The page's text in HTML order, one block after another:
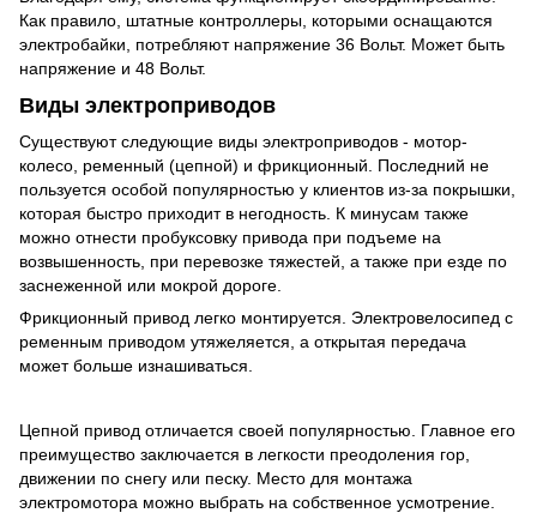
Как правило, штатные контроллеры, которыми оснащаются
электробайки, потребляют напряжение 36 Вольт. Может быть
напряжение и 48 Вольт.
Виды электроприводов
Существуют следующие виды электроприводов - мотор-
колесо, ременный (цепной) и фрикционный. Последний не
пользуется особой популярностью у клиентов из-за покрышки,
которая быстро приходит в негодность. К минусам также
можно отнести пробуксовку привода при подъеме на
возвышенность, при перевозке тяжестей, а также при езде по
заснеженной или мокрой дороге.
Фрикционный привод легко монтируется. Электровелосипед с
ременным приводом утяжеляется, а открытая передача
может больше изнашиваться.
Цепной привод отличается своей популярностью. Главное его
преимущество заключается в легкости преодоления гор,
движении по снегу или песку. Место для монтажа
электромотора можно выбрать на собственное усмотрение.